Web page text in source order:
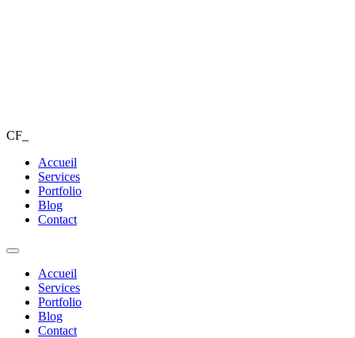
CF_
Accueil
Services
Portfolio
Blog
Contact
Accueil
Services
Portfolio
Blog
Contact